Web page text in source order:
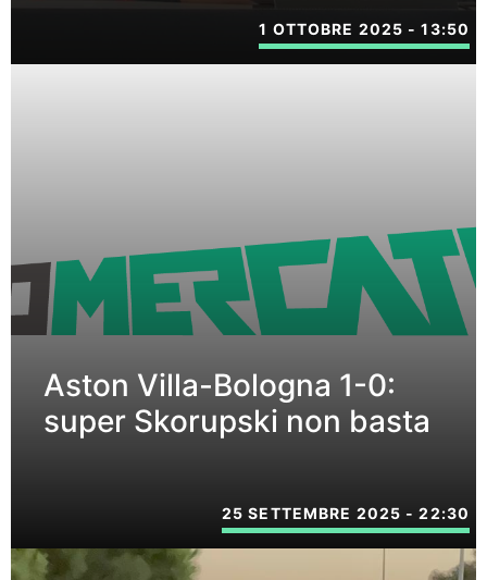
1 OTTOBRE 2025 - 13:50
Aston Villa-Bologna 1-0:
super Skorupski non basta
25 SETTEMBRE 2025 - 22:30